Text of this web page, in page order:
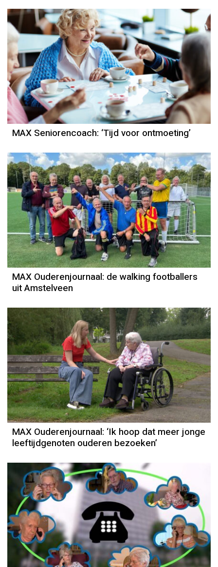
MAX Seniorencoach: ‘Tijd voor ontmoeting’
MAX Ouderenjournaal: de walking footballers
uit Amstelveen
MAX Ouderenjournaal: ‘Ik hoop dat meer jonge
leeftijdgenoten ouderen bezoeken’